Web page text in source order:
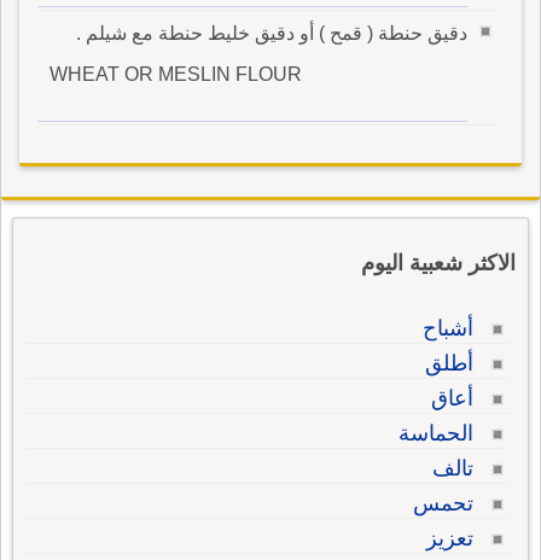
دقيق حنطة ( قمح ) أو دقيق خليط حنطة مع شيلم .
WHEAT OR MESLIN FLOUR
الاكثر شعبية اليوم
أشباح
أطلق
أعاق
الحماسة
تالف
تحمس
تعزيز